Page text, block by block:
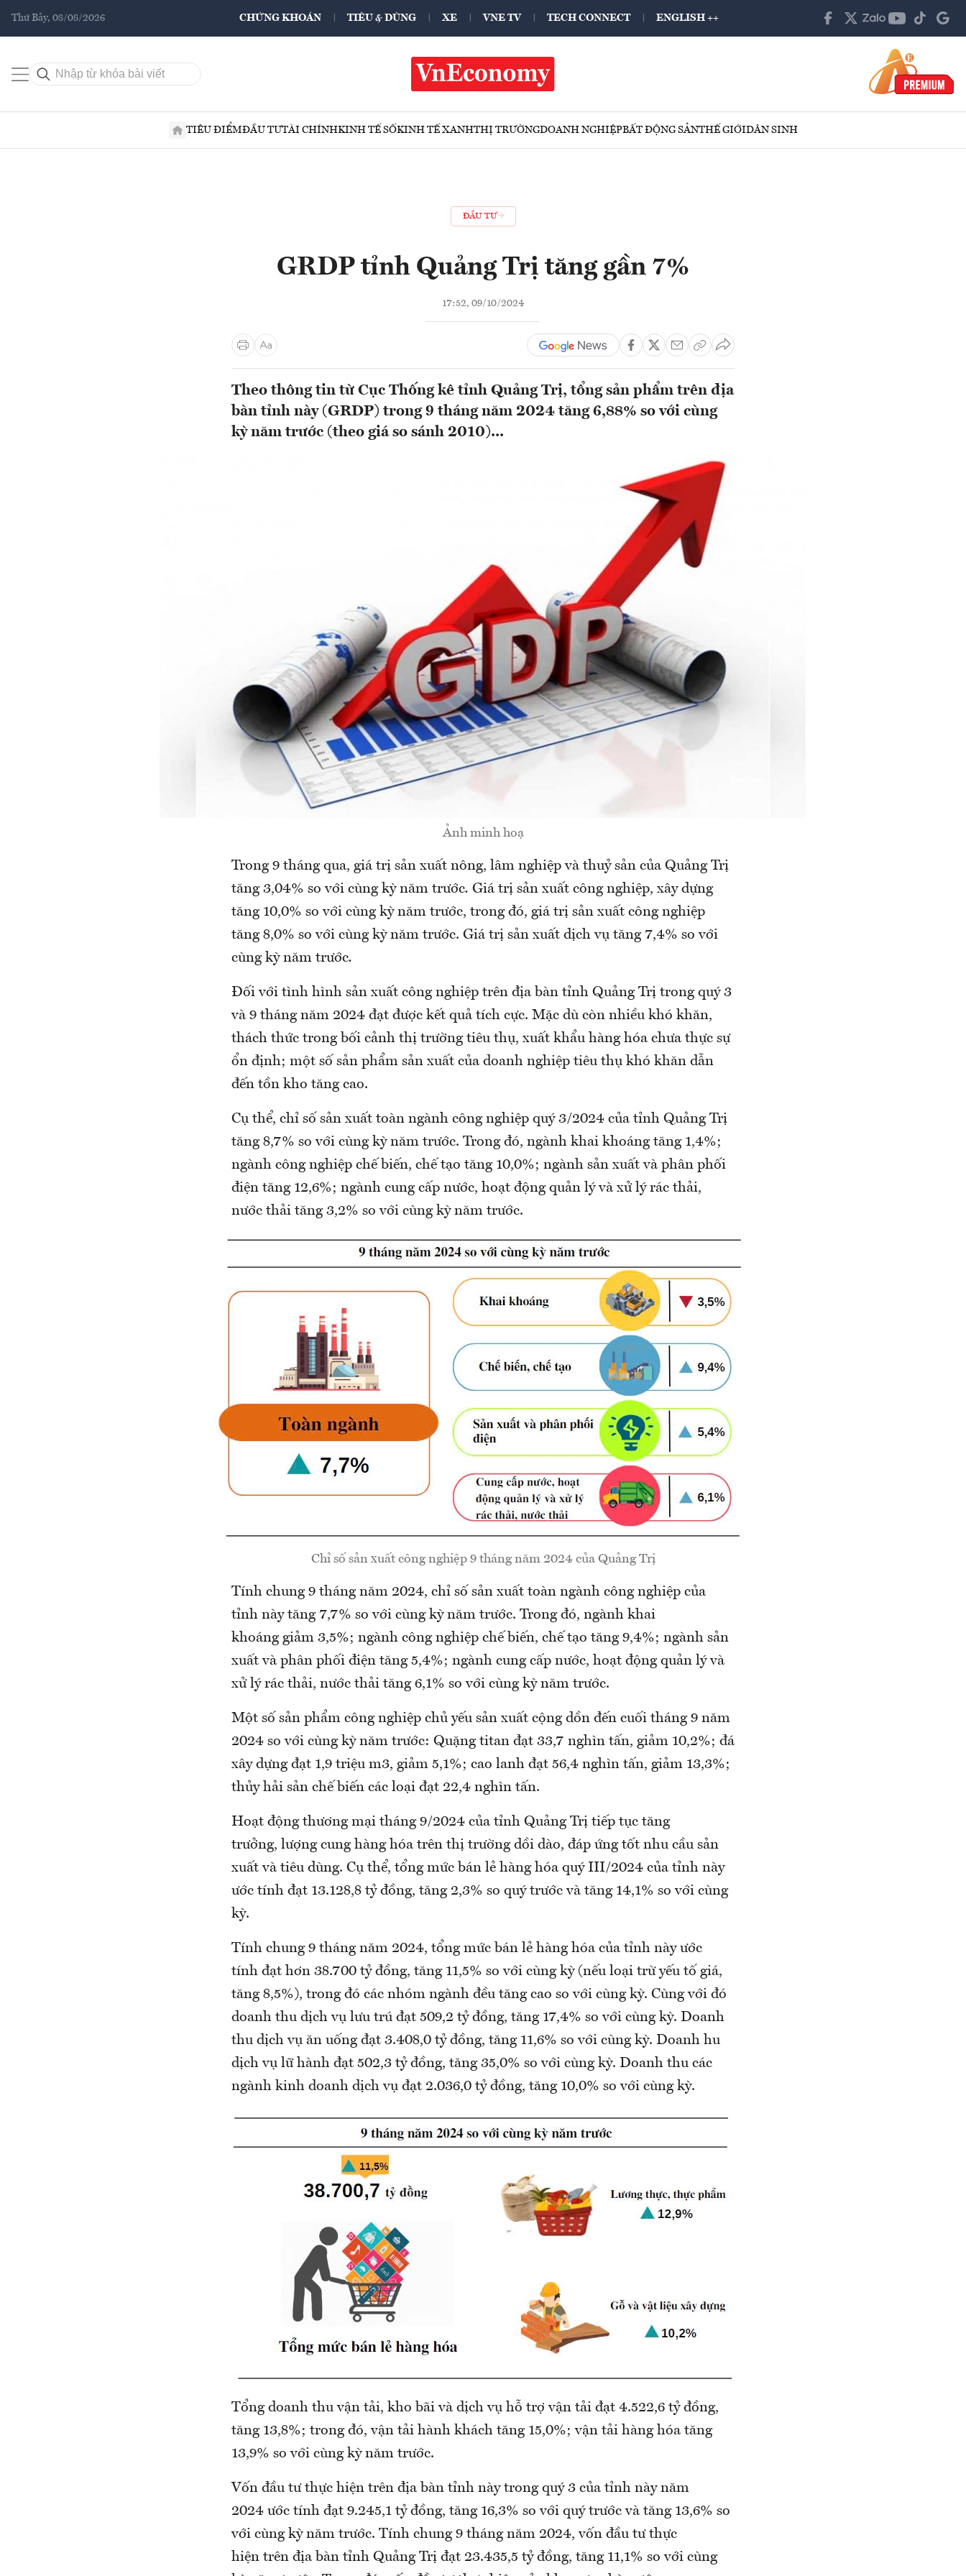
Thứ Bảy, 08/08/2026 CHỨNG KHOÁN TIÊU & DÙNG XE VNE TV TECH CONNECT ENGLISH ++
TIÊU ĐIỂMĐẦU TƯTÀI CHÍNHKINH TẾ SỐKINH TẾ XANHTHỊ TRƯỜNGDOANH NGHIỆPBẤT ĐỘNG SẢNTHẾ GIỚIDÂN SINH
ĐẦU TƯ
GRDP tỉnh Quảng Trị tăng gần 7%
17:52, 09/10/2024
Theo thông tin từ Cục Thống kê tỉnh Quảng Trị, tổng sản phẩm trên địa
bàn tỉnh này (GRDP) trong 9 tháng năm 2024 tăng 6,88% so với cùng
kỳ năm trước (theo giá so sánh 2010)...
Ảnh minh hoạ
Trong 9 tháng qua, giá trị sản xuất nông, lâm nghiệp và thuỷ sản của Quảng Trị
tăng 3,04% so với cùng kỳ năm trước. Giá trị sản xuất công nghiệp, xây dựng
tăng 10,0% so với cùng kỳ năm trước, trong đó, giá trị sản xuất công nghiệp
tăng 8,0% so với cùng kỳ năm trước. Giá trị sản xuất dịch vụ tăng 7,4% so với
cùng kỳ năm trước.
Đối với tình hình sản xuất công nghiệp trên địa bàn tỉnh Quảng Trị trong quý 3
và 9 tháng năm 2024 đạt được kết quả tích cực. Mặc dù còn nhiều khó khăn,
thách thức trong bối cảnh thị trường tiêu thụ, xuất khẩu hàng hóa chưa thực sự
ổn định; một số sản phẩm sản xuất của doanh nghiệp tiêu thụ khó khăn dẫn
đến tồn kho tăng cao.
Cụ thể, chỉ số sản xuất toàn ngành công nghiệp quý 3/2024 của tỉnh Quảng Trị
tăng 8,7% so với cùng kỳ năm trước. Trong đó, ngành khai khoáng tăng 1,4%;
ngành công nghiệp chế biến, chế tạo tăng 10,0%; ngành sản xuất và phân phối
điện tăng 12,6%; ngành cung cấp nước, hoạt động quản lý và xử lý rác thải,
nước thải tăng 3,2% so với cùng kỳ năm trước.
Chỉ số sản xuất công nghiệp 9 tháng năm 2024 của Quảng Trị
Tính chung 9 tháng năm 2024, chỉ số sản xuất toàn ngành công nghiệp của
tỉnh này tăng 7,7% so với cùng kỳ năm trước. Trong đó, ngành khai
khoáng giảm 3,5%; ngành công nghiệp chế biến, chế tạo tăng 9,4%; ngành sản
xuất và phân phối điện tăng 5,4%; ngành cung cấp nước, hoạt động quản lý và
xử lý rác thải, nước thải tăng 6,1% so với cùng kỳ năm trước.
Một số sản phẩm công nghiệp chủ yếu sản xuất cộng dồn đến cuối tháng 9 năm
2024 so với cùng kỳ năm trước: Quặng titan đạt 33,7 nghìn tấn, giảm 10,2%; đá
xây dựng đạt 1,9 triệu m3, giảm 5,1%; cao lanh đạt 56,4 nghìn tấn, giảm 13,3%;
thủy hải sản chế biến các loại đạt 22,4 nghìn tấn.
Hoạt động thương mại tháng 9/2024 của tỉnh Quảng Trị tiếp tục tăng
trưởng, lượng cung hàng hóa trên thị trường dồi dào, đáp ứng tốt nhu cầu sản
xuất và tiêu dùng. Cụ thể, tổng mức bán lẻ hàng hóa quý III/2024 của tỉnh này
ước tính đạt 13.128,8 tỷ đồng, tăng 2,3% so quý trước và tăng 14,1% so với cùng
kỳ.
Tính chung 9 tháng năm 2024, tổng mức bán lẻ hàng hóa của tỉnh này ước
tính đạt hơn 38.700 tỷ đồng, tăng 11,5% so với cùng kỳ (nếu loại trừ yếu tố giá,
tăng 8,5%), trong đó các nhóm ngành đều tăng cao so với cùng kỳ. Cùng với đó
doanh thu dịch vụ lưu trú đạt 509,2 tỷ đồng, tăng 17,4% so với cùng kỳ. Doanh
thu dịch vụ ăn uống đạt 3.408,0 tỷ đồng, tăng 11,6% so với cùng kỳ. Doanh hu
dịch vụ lữ hành đạt 502,3 tỷ đồng, tăng 35,0% so với cùng kỳ. Doanh thu các
ngành kinh doanh dịch vụ đạt 2.036,0 tỷ đồng, tăng 10,0% so với cùng kỳ.
Tổng doanh thu vận tải, kho bãi và dịch vụ hỗ trợ vận tải đạt 4.522,6 tỷ đồng,
tăng 13,8%; trong đó, vận tải hành khách tăng 15,0%; vận tải hàng hóa tăng
13,9% so với cùng kỳ năm trước.
Vốn đầu tư thực hiện trên địa bàn tỉnh này trong quý 3 của tỉnh này năm
2024 ước tính đạt 9.245,1 tỷ đồng, tăng 16,3% so với quý trước và tăng 13,6% so
với cùng kỳ năm trước. Tính chung 9 tháng năm 2024, vốn đầu tư thực
hiện trên địa bàn tỉnh Quảng Trị đạt 23.435,5 tỷ đồng, tăng 11,1% so với cùng